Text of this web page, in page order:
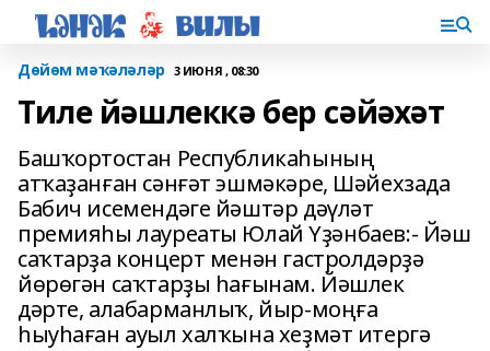
Дөйөм мәҡәләләр 3 ИЮНЯ , 08:30
Тиле йәшлеккә бер сәйәхәт
Башҡортостан Республикаһының
атҡаҙанған сәнғәт эшмәкәре, Шәйехзада
Бабич исемендәге йәштәр дәүләт
премияһы лауреаты Юлай Үҙәнбаев:- Йәш
саҡтарҙа концерт менән гастролдәрҙә
йөрөгән саҡтарҙы һағынам. Йәшлек
дәрте, алабарманлыҡ, йыр-моңға
һыуһаған ауыл халҡына хеҙмәт итергә